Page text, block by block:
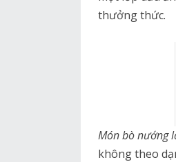
thưởng thức.
Món bò nướng
không theo